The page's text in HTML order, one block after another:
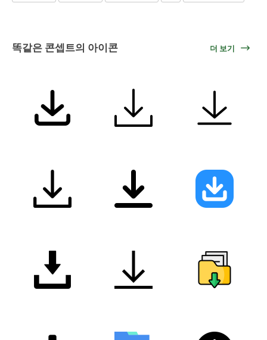
똑같은 콘셉트의 아이콘 더 보기